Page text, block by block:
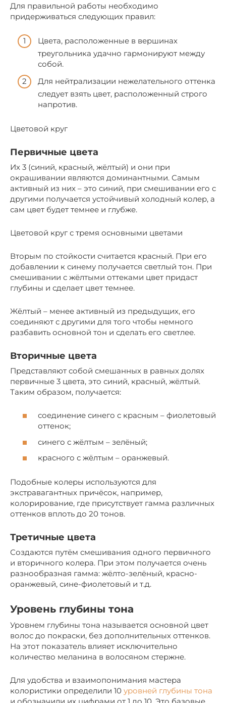
Для правильной работы необходимо
придерживаться следующих правил:
Цвета, расположенные в вершинах
треугольника удачно гармонируют между
собой.
Для нейтрализации нежелательного оттенка
следует взять цвет, расположенный строго
напротив.
Цветовой круг
Первичные цвета
Их 3 (синий, красный, жёлтый) и они при
окрашивании являются доминантными. Самым
активный из них – это синий, при смешивании его с
другими получается устойчивый холодный колер, а
сам цвет будет темнее и глубже.
Цветовой круг с тремя основными цветами
Вторым по стойкости считается красный. При его
добавлении к синему получается светлый тон. При
смешивании с жёлтыми оттеками цвет придаст
глубины и сделает цвет темнее.
Жёлтый – менее активный из предыдущих, его
соединяют с другими для того чтобы немного
разбавить основной тон и сделать его светлее.
Вторичные цвета
Представляют собой смешанных в равных долях
первичные 3 цвета, это синий, красный, жёлтый.
Таким образом, получается:
соединение синего с красным – фиолетовый
оттенок;
синего с жёлтым – зелёный;
красного с жёлтым – оранжевый.
Подобные колеры используются для
экстравагантных причёсок, например,
колорирование, где присутствует гамма различных
оттенков вплоть до 20 тонов.
Третичные цвета
Создаются путём смешивания одного первичного
и вторичного колера. При этом получается очень
разнообразная гамма: жёлто-зелёный, красно-
оранжевый, сине-фиолетовый и т.д.
Уровень глубины тона
Уровнем глубины тона называется основной цвет
волос до покраски, без дополнительных оттенков.
На этот показатель влияет исключительно
количество меланина в волосяном стержне.
Для удобства и взаимопонимания мастера
колористики определили 10 уровней глубины тона